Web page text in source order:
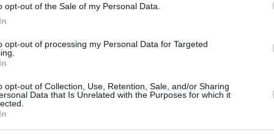
opt-out of the Sale of my Personal Data.
opt-out of processing my Personal Data for Targeted
opt-out of Collection, Use, Retention, Sale, and/or Sharing
Data that Is Unrelated with the Purposes for which it
αλλά και για το αστείρευτο
και τις κωμικές καταστάσεις και πρόσωπα
σε ήρωες του μαγικού ρεαλισμού, ένα
επηρεάσει δημιουργικά τη γραφή του